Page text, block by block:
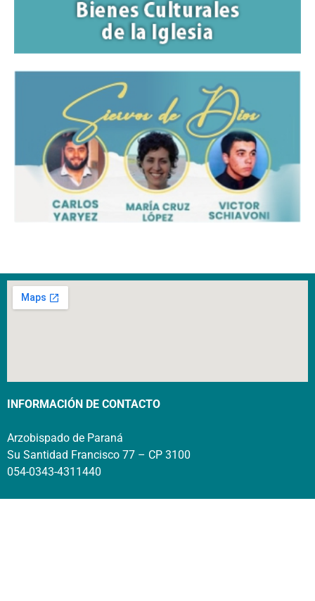
INFORMACIÓN DE CONTACTO
Arzobispado de Paraná
Su Santidad Francisco 77 – CP 3100
054-0343-4311440